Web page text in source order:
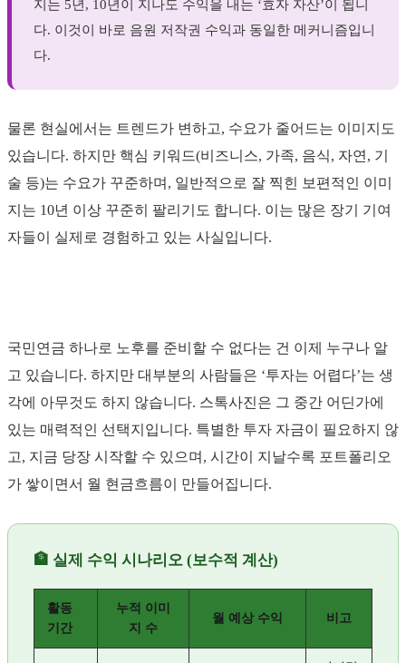
지는 5년, 10년이 지나도 수익을 내는 ‘효자 자산’이 됩니
다. 이것이 바로 음원 저작권 수익과 동일한 메커니즘입니
다.
물론 현실에서는 트렌드가 변하고, 수요가 줄어드는 이미지도
있습니다. 하지만 핵심 키워드(비즈니스, 가족, 음식, 자연, 기
술 등)는 수요가 꾸준하며, 일반적으로 잘 찍힌 보편적인 이미
지는 10년 이상 꾸준히 팔리기도 합니다. 이는 많은 장기 기여
자들이 실제로 경험하고 있는 사실입니다.
국민연금 하나로 노후를 준비할 수 없다는 건 이제 누구나 알
고 있습니다. 하지만 대부분의 사람들은 ‘투자는 어렵다’는 생
각에 아무것도 하지 않습니다. 스톡사진은 그 중간 어딘가에
있는 매력적인 선택지입니다. 특별한 투자 자금이 필요하지 않
고, 지금 당장 시작할 수 있으며, 시간이 지날수록 포트폴리오
가 쌓이면서 월 현금흐름이 만들어집니다.
🏦 실제 수익 시나리오 (보수적 계산)
활동
기간
누적 이미
지 수
월 예상 수익 비고